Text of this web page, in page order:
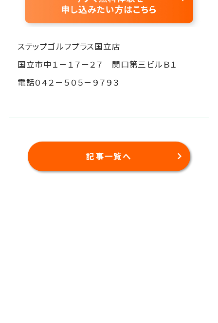
ステップゴルフプラス国立店
国立市中１－１７－２７ 関口第三ビルＢ１
電話０４２－５０５－９７９３
記事一覧へ